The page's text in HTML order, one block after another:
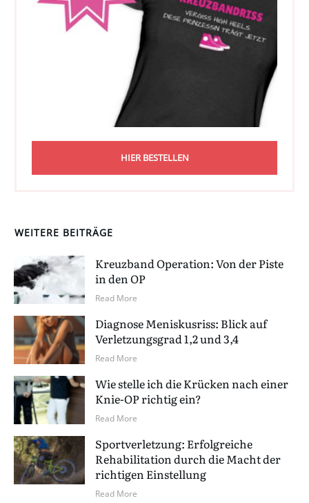
HIER BESTELLEN
WEITERE BEITRÄGE
Kreuzband Operation: Von der Piste
in den OP
Read More
Diagnose Meniskusriss: Blick auf
Verletzungsgrad 1,2 und 3,4
Read More
Wie stelle ich die Krücken nach einer
Knie-OP richtig ein?
Read More
Sportverletzung: Erfolgreiche
Rehabilitation durch die Macht der
richtigen Einstellung
Read More